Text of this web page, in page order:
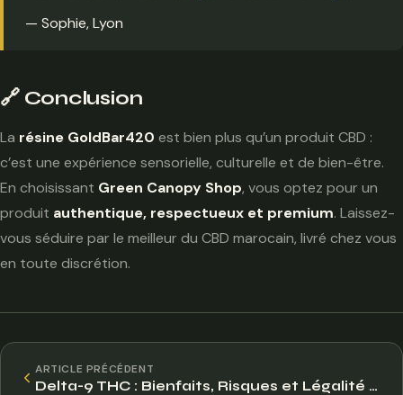
— Sophie, Lyon
🔗 Conclusion
La résine GoldBar420 est bien plus qu’un produit CBD :
c’est une expérience sensorielle, culturelle et de bien-être.
En choisissant Green Canopy Shop, vous optez pour un
produit authentique, respectueux et premium. Laissez-
vous séduire par le meilleur du CBD marocain, livré chez vous
en toute discrétion.
ARTICLE PRÉCÉDENT
Delta-9 THC : Bienfaits, Risques et Légalité en France